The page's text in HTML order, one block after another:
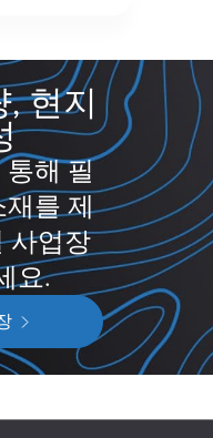
현지
해 필
를 제
사업장
요.